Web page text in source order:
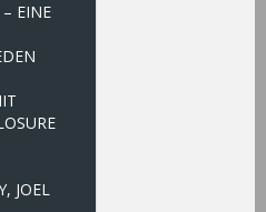
EINE
JOEL